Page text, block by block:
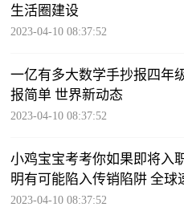
生活圈建设
2023-04-10 08:37:52
一亿有多大数学手抄报四年
报简单 世界新动态
2023-04-10 08:37:52
小鸡宝宝考考你如果即将入
明有可能陷入传销陷阱 全球
2023-04-10 08:37:52